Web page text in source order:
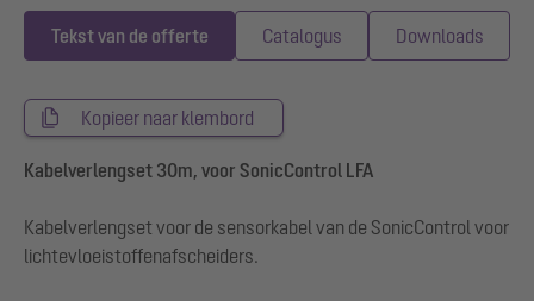
Tekst van de offerte Catalogus Downloads
Kopieer naar klembord
Kabelverlengset 30m, voor SonicControl LFA
Kabelverlengset voor de sensorkabel van de SonicControl voor
lichtevloeistoffenafscheiders.